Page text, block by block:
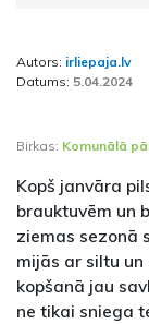
Autors: irliepaja.lv
Datums: 5.04.2024
Birkas: Komunālā
Kopš janvāra
brauktuvēm un
ziemas sezonā
mijās ar siltu
kopšanā jau
ne tikai sniega